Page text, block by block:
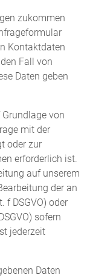
zukommen
Kontaktdaten
Fall von
Daten geben
von
mit der
oder zur
erforderlich ist.
auf unserem
der an
f DSGVO) oder
sofern
jederzeit
Daten